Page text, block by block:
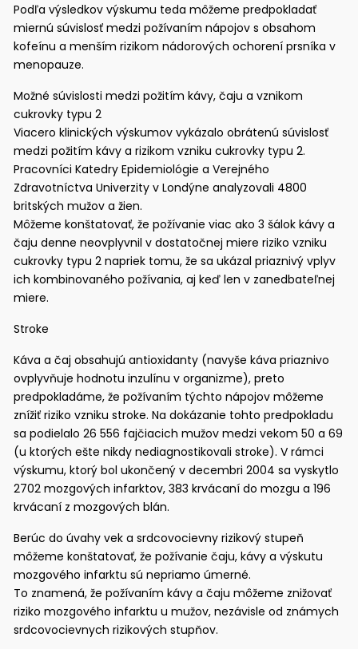
Podľa výsledkov výskumu teda môžeme predpokladať
miernú súvislosť medzi požívaním nápojov s obsahom
kofeínu a menším rizikom nádorových ochorení prsníka v
menopauze.
Možné súvislosti medzi požitím kávy, čaju a vznikom
cukrovky typu 2
Viacero klinických výskumov vykázalo obrátenú súvislosť
medzi požitím kávy a rizikom vzniku cukrovky typu 2.
Pracovníci Katedry Epidemiológie a Verejného
Zdravotníctva Univerzity v Londýne analyzovali 4800
britských mužov a žien.
Môžeme konštatovať, že požívanie viac ako 3 šálok kávy a
čaju denne neovplyvnil v dostatočnej miere riziko vzniku
cukrovky typu 2 napriek tomu, že sa ukázal priaznivý vplyv
ich kombinovaného požívania, aj keď len v zanedbateľnej
miere.
Stroke
Káva a čaj obsahujú antioxidanty (navyše káva priaznivo
ovplyvňuje hodnotu inzulínu v organizme), preto
predpokladáme, že požívaním týchto nápojov môžeme
znížiť riziko vzniku stroke. Na dokázanie tohto predpokladu
sa podielalo 26 556 fajčiacich mužov medzi vekom 50 a 69
(u ktorých ešte nikdy nediagnostikovali stroke). V rámci
výskumu, ktorý bol ukončený v decembri 2004 sa vyskytlo
2702 mozgových infarktov, 383 krvácaní do mozgu a 196
krvácaní z mozgových blán.
Berúc do úvahy vek a srdcovocievny rizikový stupeň
môžeme konštatovať, že požívanie čaju, kávy a výskutu
mozgového infarktu sú nepriamo úmerné.
To znamená, že požívaním kávy a čaju môžeme znižovať
riziko mozgového infarktu u mužov, nezávisle od známych
srdcovocievnych rizikových stupňov.